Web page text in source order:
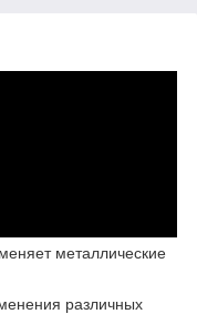
металлические
различных